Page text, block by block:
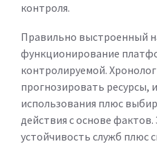
контроля.
Правильно выстроенный
функционирование
контролируемой.
прогнозировать ресурсы,
использования плюс
действия с основе
устойчивость служб плюс